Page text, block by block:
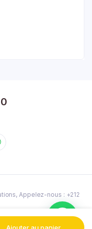
Ajouter au panier
Appelez-nous : ‎+212
Cookies